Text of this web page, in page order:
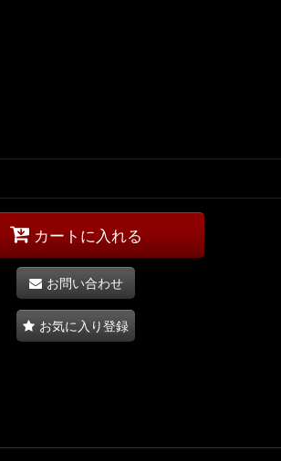
カートに入れる
お問い合わせ
お気に入り登録